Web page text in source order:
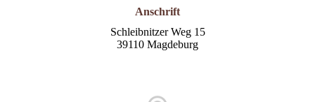
Anschrift
Schleibnitzer Weg 15
39110 Magdeburg